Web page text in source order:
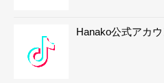
Hanako公式アカ